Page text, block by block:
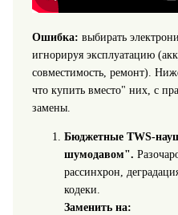
Ошибка: выбирать
игнорируя эксплуатацию
совместимость, ремонт).
что купить вместо" них, с
замены.
Бюджетные TWS-
шумодавом".
рассинхрон,
кодеки.
Заменить на: